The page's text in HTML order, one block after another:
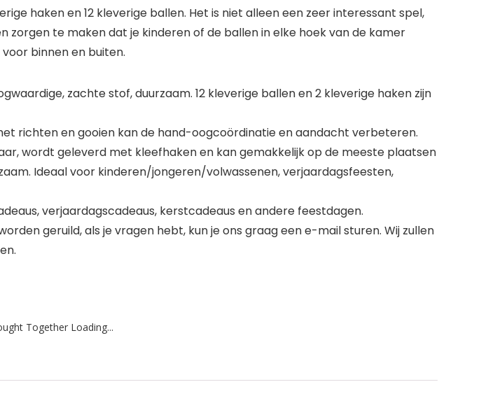
haken en 12 kleverige ballen. Het is niet alleen een zeer interessant spel,
te maken dat je kinderen of de ballen in elke hoek van de kamer
binnen en buiten.
zachte stof, duurzaam. 12 kleverige ballen en 2 kleverige haken zijn
richten en gooien kan de hand-oogcoördinatie en aandacht verbeteren.
wordt geleverd met kleefhaken en kan gemakkelijk op de meeste plaatsen
Ideaal voor kinderen/jongeren/volwassenen, verjaardagsfeesten,
verjaardagscadeaus, kerstcadeaus en andere feestdagen.
geruild, als je vragen hebt, kun je ons graag een e-mail sturen. Wij zullen
Together Loading...